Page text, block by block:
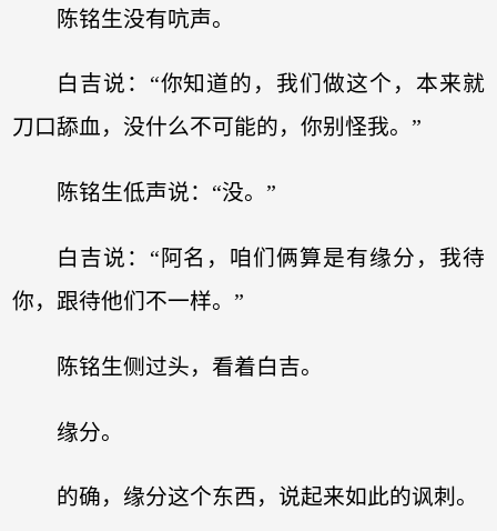
陈铭生没有吭声。
白吉说：“你知道的，我们做这个，本来就
刀口舔血，没什么不可能的，你别怪我。”
陈铭生低声说：“没。”
白吉说：“阿名，咱们俩算是有缘分，我待
你，跟待他们不一样。”
陈铭生侧过头，看着白吉。
缘分。
的确，缘分这个东西，说起来如此的讽刺。